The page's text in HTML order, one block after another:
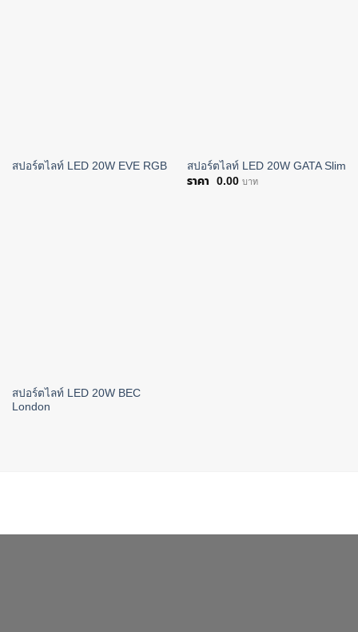
สปอร์ตไลท์ LED 20W EVE RGB
สปอร์ตไลท์ LED 20W GATA Slim
0.00 บาท
สปอร์ตไลท์ LED 20W BEC
London